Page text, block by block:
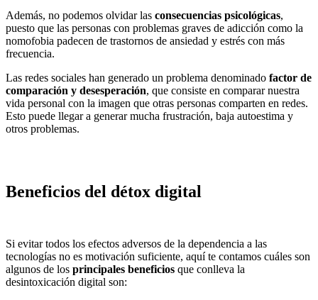
Además, no podemos olvidar las consecuencias psicológicas,
puesto que las personas con problemas graves de adicción como la
nomofobia padecen de trastornos de ansiedad y estrés con más
frecuencia.
Las redes sociales han generado un problema denominado factor de
comparación y desesperación, que consiste en comparar nuestra
vida personal con la imagen que otras personas comparten en redes.
Esto puede llegar a generar mucha frustración, baja autoestima y
otros problemas.
Beneficios del détox digital
Si evitar todos los efectos adversos de la dependencia a las
tecnologías no es motivación suficiente, aquí te contamos cuáles son
algunos de los principales beneficios que conlleva la
desintoxicación digital son: